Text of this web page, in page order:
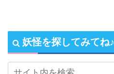
妖怪を探してみてね♪